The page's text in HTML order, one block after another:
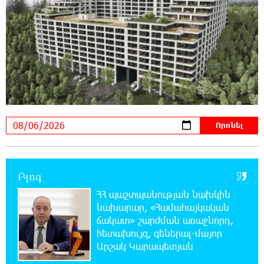
Հիմա. Նարեկ Կարապետյանի ճեպազրույցը
11:34:10 6-08-2026
ՊԱՏՄՈՒԹՅԱՆ ԱՅՍ ՕՐԸ (6 օգոստոսի).
Ազդարարվել է Հյուսիս-Հարավ
ավտոմայրուղու շինարարության մեկնարկը. «Փաստ»
Եվրոպական երազանք աղքատության
վտանգավոր փուլ. «Փաստ»
Հարցնում են իրար.«ամուսինդ ո՞նց է, քեռիդ
ո՞նց է». Մարուքյանը հիասթափված է
նորընտիր խորհրդարանից
10:35:54 6-08-2026
Բլոգ
ՀՀ պաշտպանության նախկին
նախարար, «Համահայկական
ճակատ» շարժման առաջնորդ,
հետախույզ, գեներալ-մայոր
Արշակ Կարապետյան